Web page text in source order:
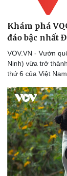
Văn hóa
Sân khấu - Điện
Văn học
Âm nhạc
Khám phá
đáo bậc nhất
VOV.VN - Vườn
Ninh) vừa trở
thứ 6 của Việt